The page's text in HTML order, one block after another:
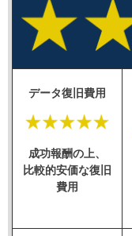
データ復旧費用
成功報酬の上、
比較的安価な復旧
費用